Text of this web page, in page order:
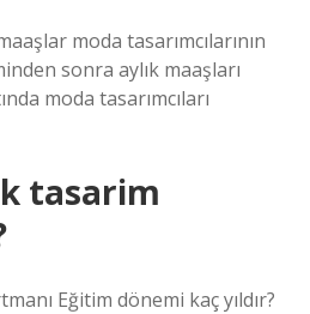
moda tasarımcılarının
sonra aylık maaşları
moda tasarımcıları
tasarim
Eğitim dönemi kaç yıldır?